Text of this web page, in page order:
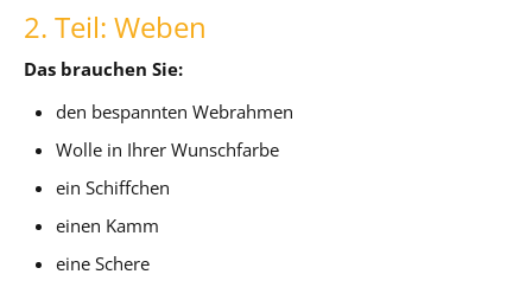
2. Teil: Weben
Das brauchen Sie:
den bespannten Webrahmen
Wolle in Ihrer Wunschfarbe
ein Schiffchen
einen Kamm
eine Schere